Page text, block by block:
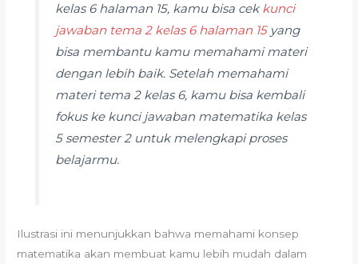
kelas 6 halaman 15, kamu bisa cekkunci
jawaban tema 2 kelas 6 halaman 15yang
bisa membantu kamu memahami materi
dengan lebih baik. Setelah memahami
materi tema 2 kelas 6, kamu bisa kembali
fokus ke kunci jawaban matematika kelas
5 semester 2 untuk melengkapi proses
belajarmu.
Ilustrasi ini menunjukkan bahwa memahami konsep
matematika akan membuat kamu lebih mudah dalam